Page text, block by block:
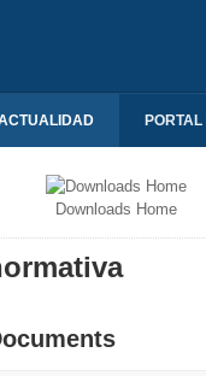
Downloads Home